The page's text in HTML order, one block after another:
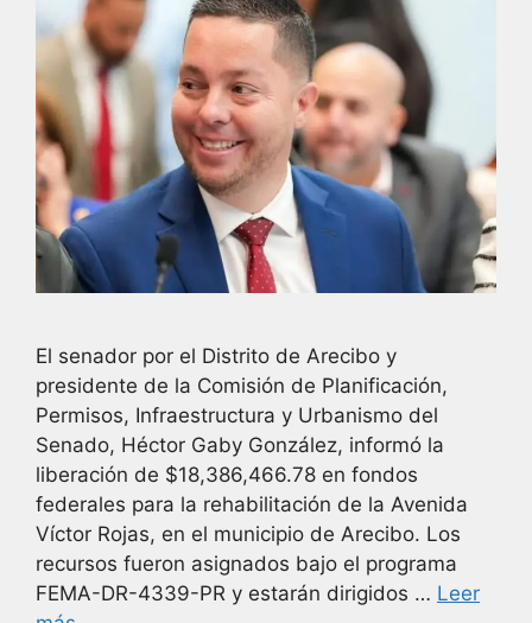
El senador por el Distrito de Arecibo y
presidente de la Comisión de Planificación,
Permisos, Infraestructura y Urbanismo del
Senado, Héctor Gaby González, informó la
liberación de $18,386,466.78 en fondos
federales para la rehabilitación de la Avenida
Víctor Rojas, en el municipio de Arecibo. Los
recursos fueron asignados bajo el programa
FEMA-DR-4339-PR y estarán dirigidos … Leer